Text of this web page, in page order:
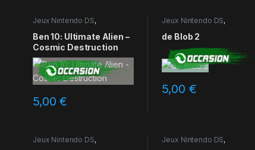
Jeux Nintendo DS,
Ben 10: Ultimate Alien –
Cosmic Destruction
5,00€
Jeux Nintendo DS,
de Blob 2
5,00 €
Jeux Nintendo DS,
Jeux Nintendo DS,